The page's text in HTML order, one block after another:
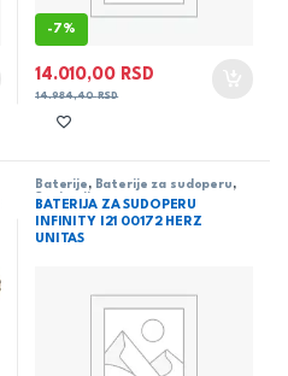
-7%
14.010,00 RSD
14.984,40RSD
Baterije , Baterije za sudoperu ,
Sanitarija
BATERIJA ZA SUDOPERU
INFINITY I21 00172 HERZ
UNITAS